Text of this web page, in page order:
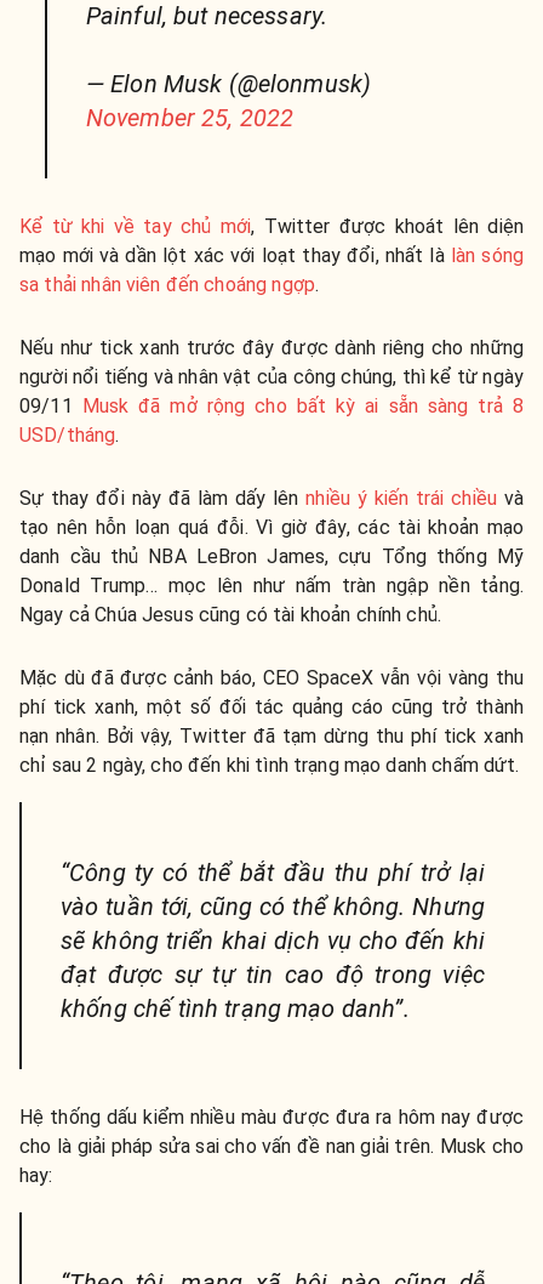
Painful, but necessary.
— Elon Musk (@elonmusk)
November 25, 2022
Kể từ khi về tay chủ mới, Twitter được khoát lên diện
mạo mới và dần lột xác với loạt thay đổi, nhất là làn sóng
sa thải nhân viên đến choáng ngợp.
Nếu như tick xanh trước đây được dành riêng cho những
người nổi tiếng và nhân vật của công chúng, thì kể từ ngày
09/11
Musk đã mở rộng cho bất kỳ ai sẵn sàng trả 8
USD/tháng.
Sự thay đổi này đã làm dấy lênnhiều ý kiến trái chiềuvà
tạo nên hỗn loạn quá đỗi. Vì giờ đây,các tài khoản mạo
danh cầu thủ NBA LeBron James, cựu Tổng thống Mỹ
Donald Trump… mọc lên như nấm tràn ngập nền tảng.
Ngay cả Chúa Jesus cũng có tài khoản chính chủ.
Mặc dù đã được cảnh báo, CEO SpaceX vẫn vội vàng thu
phí tick xanh, một số đối tác quảng cáo cũng trở thành
nạn nhân. Bởi vậy, Twitter đã tạm dừng thu phí tick xanh
chỉ sau 2 ngày, cho đến khi tình trạng mạo danh chấm dứt.
“Công ty có thể bắt đầu thu phí trở lại
vào tuần tới, cũng có thể không. Nhưng
sẽ không triển khai dịch vụ cho đến khi
đạt được sự tự tin cao độ trong việc
khống chế tình trạng mạo danh”.
Hệ thống dấu kiểm nhiều màu được đưa ra hôm nay được
cho là giải pháp sửa sai cho vấn đề nan giải trên. Musk cho
hay: